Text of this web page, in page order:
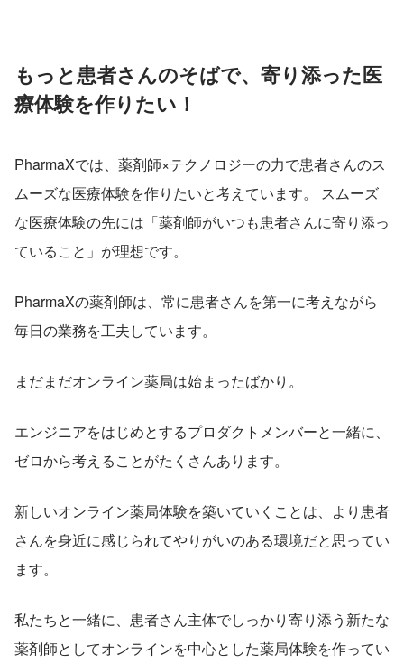
もっと患者さんのそばで、寄り添った医
療体験を作りたい！
PharmaXでは、薬剤師×テクノロジーの力で患者さんのス
ムーズな医療体験を作りたいと考えています。 スムーズ
な医療体験の先には「薬剤師がいつも患者さんに寄り添っ
ていること」が理想です。
PharmaXの薬剤師は、常に患者さんを第一に考えながら
毎日の業務を工夫しています。
まだまだオンライン薬局は始まったばかり。
エンジニアをはじめとするプロダクトメンバーと一緒に、
ゼロから考えることがたくさんあります。
新しいオンライン薬局体験を築いていくことは、より患者
さんを身近に感じられてやりがいのある環境だと思ってい
ます。
私たちと一緒に、患者さん主体でしっかり寄り添う新たな
薬剤師としてオンラインを中心とした薬局体験を作ってい